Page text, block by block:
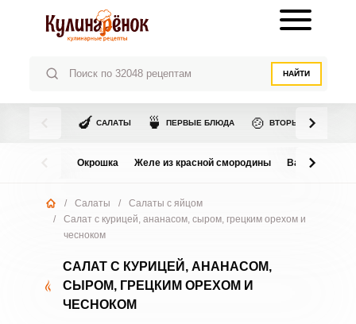
НАЙТИ
🍆 САЛАТЫ 🍵 ПЕРВЫЕ БЛЮДА 🍲 ВТОРЫЕ БЛЮДА
Окрошка Желе из красной смородины Варенье из
/ Салаты /
Салаты с яйцом
/
Салат с курицей, ананасом, сыром, грецким орехом и
чесноком
САЛАТ С КУРИЦЕЙ, АНАНАСОМ,
СЫРОМ, ГРЕЦКИМ ОРЕХОМ И
ЧЕСНОКОМ